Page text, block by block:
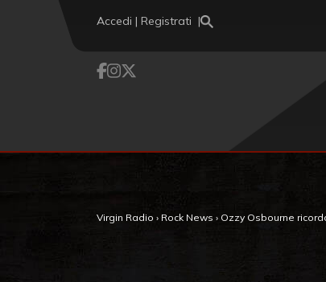
Accedi | Registrati
Virgin Radio › Rock News › Ozzy Osbourne